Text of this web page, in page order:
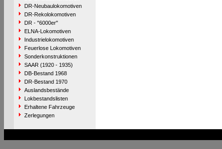
DR-Neubaulokomotiven
DR-Rekolokomotiven
DR - "6000er"
ELNA-Lokomotiven
Industrielokomotiven
Feuerlose Lokomotiven
Sonderkonstruktionen
SAAR (1920 - 1935)
DB-Bestand 1968
DR-Bestand 1970
Auslandsbestände
Lokbestandslisten
Erhaltene Fahrzeuge
Zerlegungen